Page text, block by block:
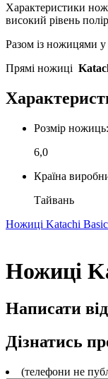
Характеристики
високий рівень
Разом із ножицями у
Прямі ножиці
Розмір ножиць:
6,0
Країна
Тайвань
Ножиці Katachi
Ножиці
Написати
Дізнатись
(телефони не